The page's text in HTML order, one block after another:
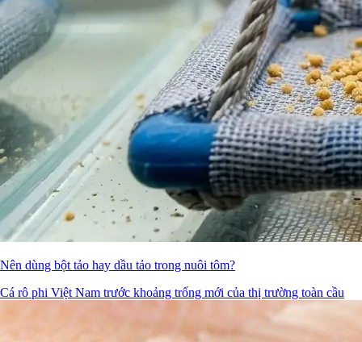
Nên dùng bột tảo hay dầu tảo trong nuôi tôm?
Cá rô phi Việt Nam trước khoảng trống mới của thị trường toàn cầu